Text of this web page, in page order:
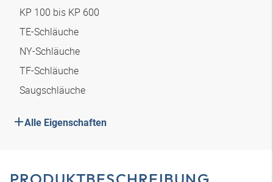
KP 100 bis KP 600
TE-Schläuche
NY-Schläuche
TF-Schläuche
Saugschläuche
Alle Eigenschaften